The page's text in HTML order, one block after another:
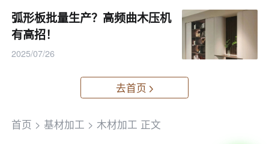
弧形板批量生产？高频曲木压机
有高招！
2025/07/26
去首页
首页 >基材加工 >木材加工 正文